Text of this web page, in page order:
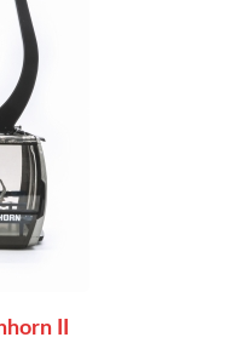
II